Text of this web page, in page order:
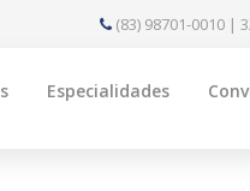
(83) 98701-0010 |
Especialidades